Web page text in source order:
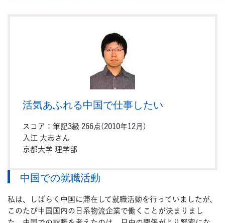
活気あふれる中国で仕事したい
スコア：筆記3級 266点(2010年12月)
入江 大志さん
京都大学 理学部
中国での就職活動
私は、しばらく中国に滞在して就職活動を行っていましたが、
このたび中国国内の日系物流企業で働くことが決まりまし